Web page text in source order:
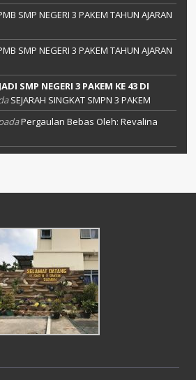
SMP NEGERI 3 PAKEM TAHUN AJARAN
SMP NEGERI 3 PAKEM TAHUN AJARAN
SMP NEGERI 3 PAKEM KE 43 DI
SEJARAH SINGKAT SMPN 3 PAKEM
Pergaulan Bebas Oleh: Revalina